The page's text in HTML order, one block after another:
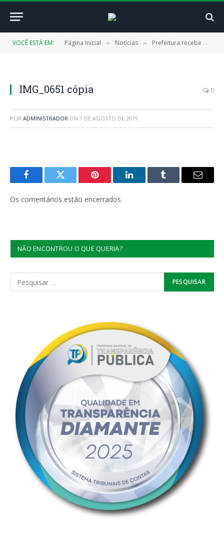
VOCÊ ESTÁ EM: Página Inicial » Notícias » Prefeitura recebe mais investimentos para o setor agrícola
IMG_0651 cópia 0
POR ADMINISTRADOR ON 1 DE AGOSTO DE 2019
FacebookTwitter Pinterest LinkedInTumblr
E-
Os comentários estão encerrados.
NÃO ENCONTROU O QUE QUERIA?